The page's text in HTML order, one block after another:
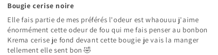
Bougie cerise noire
Elle fais partie de mes préférés l'odeur est whaouuu j'aime
énormément cette odeur de fou qui me fais penser au bonbon
Krema cerise je fond devant cette bougie je vais la manger
tellement elle sent bon 🤣